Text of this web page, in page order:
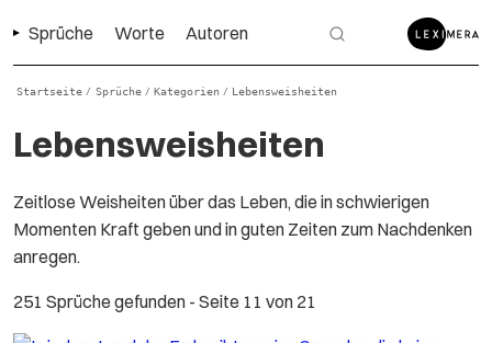
Sprüche Worte Autoren
Startseite / Sprüche / Kategorien / Lebensweisheiten
Lebensweisheiten
Zeitlose Weisheiten über das Leben, die in schwierigen
Momenten Kraft geben und in guten Zeiten zum Nachdenken
anregen.
251 Sprüche gefunden - Seite 11 von 21